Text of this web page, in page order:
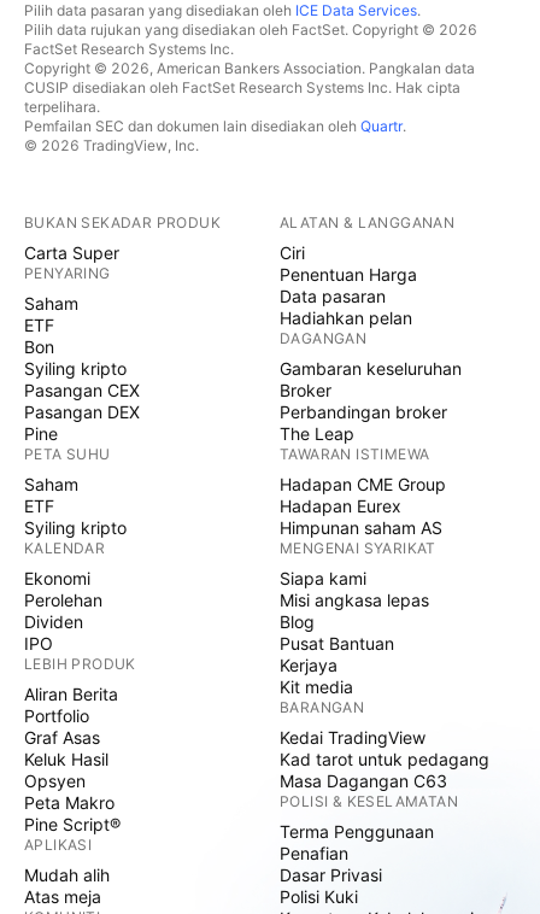
Pilih data pasaran yang disediakan oleh ICE Data Services.
Pilih data rujukan yang disediakan oleh FactSet. Copyright © 2026
FactSet Research Systems Inc.
Copyright © 2026, American Bankers Association. Pangkalan data
CUSIP disediakan oleh FactSet Research Systems Inc. Hak cipta
terpelihara.
Pemfailan SEC dan dokumen lain disediakan oleh Quartr.
© 2026 TradingView, Inc.
BUKAN SEKADAR PRODUK
Carta Super
PENYARING
Saham
ETF
Bon
Syiling kripto
Pasangan CEX
Pasangan DEX
Pine
PETA SUHU
Saham
ETF
Syiling kripto
KALENDAR
Ekonomi
Perolehan
Dividen
IPO
LEBIH PRODUK
Aliran Berita
Portfolio
Graf Asas
Keluk Hasil
Opsyen
Peta Makro
Pine Script®
APLIKASI
Mudah alih
Atas meja
ALATAN & LANGGANAN
Ciri
Penentuan Harga
Data pasaran
Hadiahkan pelan
DAGANGAN
Gambaran keseluruhan
Broker
Perbandingan broker
The Leap
TAWARAN ISTIMEWA
Hadapan CME Group
Hadapan Eurex
Himpunan saham AS
MENGENAI SYARIKAT
Siapa kami
Misi angkasa lepas
Blog
Pusat Bantuan
Kerjaya
Kit media
BARANGAN
Kedai TradingView
Kad tarot untuk pedagang
Masa Dagangan C63
POLISI & KESELAMATAN
Terma Penggunaan
Penafian
Dasar Privasi
Polisi Kuki